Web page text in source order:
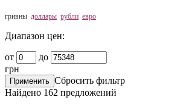
гривны доллары рубли евро
Диапазон цен:
от
до
грн
Сбросить фильтр
Найдено 162 предложений